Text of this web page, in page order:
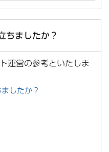
ちましたか？
運営の参考といたしま
したか？